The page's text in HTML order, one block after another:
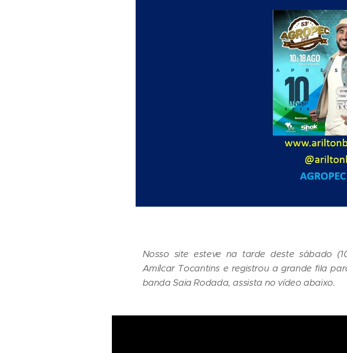
Nosso site esteve na tarde deste sábado
Amílcar Tocantins e registrou a grande fila
banda Saia Rodada, assista no vídeo abaixo.